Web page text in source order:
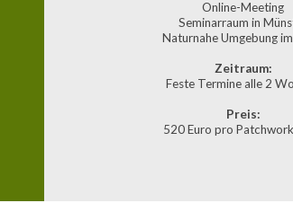
Online-Meeting
Seminarraum in
Naturnahe Umgebung
Zeitraum:
Feste Termine alle 2
Preis:
520 Euro pro